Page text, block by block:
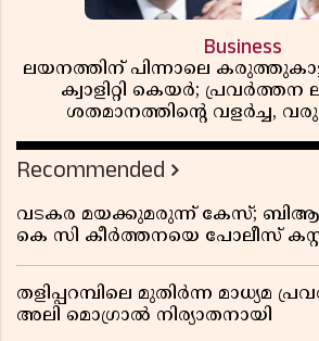
Business
ലയനത്തിന് പിന്നാലെ
ക്വാളിറ്റി കെയർ; പ്രവർത്തന
ശതമാനത്തിൻ്റെ വളർച്ച,
റിപ്പോർട്ട് പുറത്ത്
Recommended
വടകര മയക്കുമരുന്ന് കേസ്;
കെ സി കീർത്തനയെ പോലീസ്
തളിപ്പറമ്പിലെ മുതിർന്ന മാധ്യമ
അലി മൊഗ്രാൽ നിര്യാതനായി